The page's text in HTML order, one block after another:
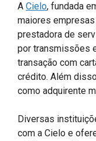
A Cielo, fundada
maiores
prestadora de
por transmissões
transação com
crédito. Além
como adquirente
Diversas
com a Cielo e